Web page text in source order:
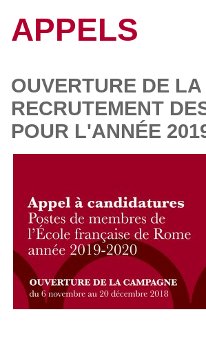
APPELS
OUVERTURE DE
RECRUTEMENT
POUR L'ANNÉE